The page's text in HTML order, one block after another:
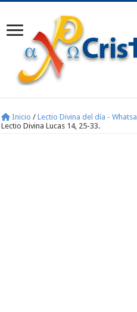
Inicio / Lectio Divina del día -
Lectio Divina Lucas 14, 25-33.